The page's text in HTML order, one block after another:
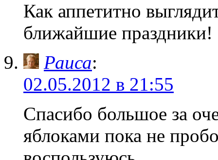
Как аппетитно
ближайшие праздники!
Раиса:
02.05.2012 в 21:55
Спасибо большое за
яблоками пока не